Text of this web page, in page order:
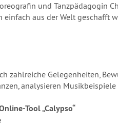
und Tanzpädagogin
aus der Welt geschafft
zahlreiche Gelegenheiten,
analysieren
Tool „Calypso“